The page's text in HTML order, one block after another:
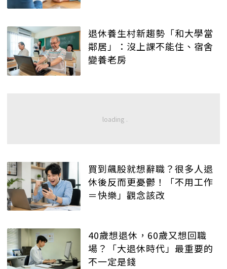
退休養生村新趨勢「和大學當
鄰居」：沒上課不能住、宿舍
變養老房
買到飆股就想辭職？很多人退
休後反而更憂鬱！「不用工作
＝快樂」觀念該改
40歲想退休，60歲又想回職
場？「大退休時代」最重要的
不一定是錢